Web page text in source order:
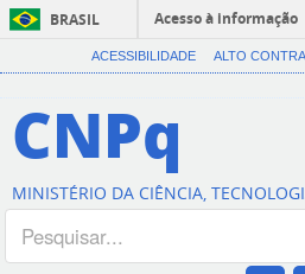
BRASIL
Acesso à informação
ACESSIBILIDADE ALTO
CNPq
MINISTÉRIO DA CIÊNCIA,